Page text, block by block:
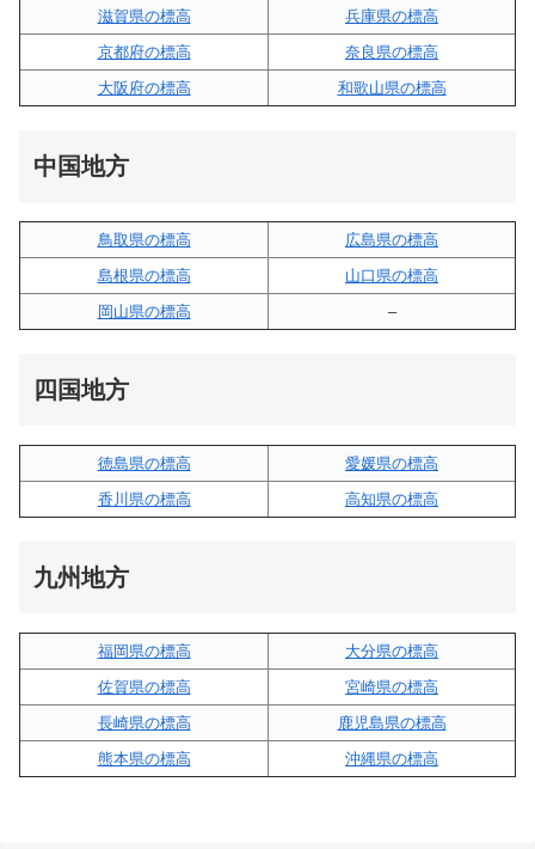
滋賀県の標高
兵庫県の標高
京都府の標高
奈良県の標高
大阪府の標高
和歌山県の標高
中国地方
鳥取県の標高
広島県の標高
島根県の標高
山口県の標高
岡山県の標高
–
四国地方
徳島県の標高
愛媛県の標高
香川県の標高
高知県の標高
九州地方
福岡県の標高
大分県の標高
佐賀県の標高
宮崎県の標高
長崎県の標高
鹿児島県の標高
熊本県の標高
沖縄県の標高